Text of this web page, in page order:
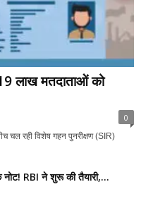
लाख मतदाताओं को
0
चल रही विशेष गहन पुनरीक्षण (SIR)
नोट! RBI ने शुरू की तैयारी,...